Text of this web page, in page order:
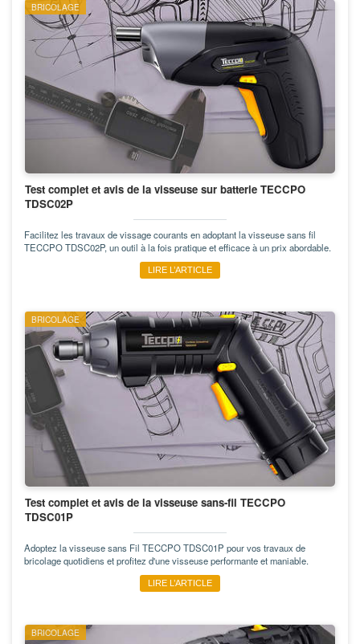
BRICOLAGE
Test complet et avis de la visseuse sur batterie TECCPO
TDSC02P
Facilitez les travaux de vissage courants en adoptant la visseuse sans fil
TECCPO TDSC02P, un outil à la fois pratique et efficace à un prix abordable.
LIRE L’ARTICLE
BRICOLAGE
Test complet et avis de la visseuse sans-fil TECCPO
TDSC01P
Adoptez la visseuse sans Fil TECCPO TDSC01P pour vos travaux de
bricolage quotidiens et profitez d'une visseuse performante et maniable.
LIRE L’ARTICLE
BRICOLAGE